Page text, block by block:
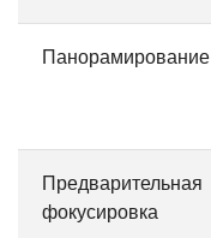
Панорамирование
Предварительная
фокусировка